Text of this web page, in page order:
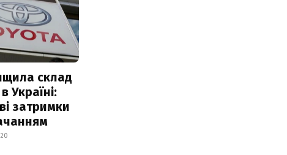
склад
Україні:
затримки